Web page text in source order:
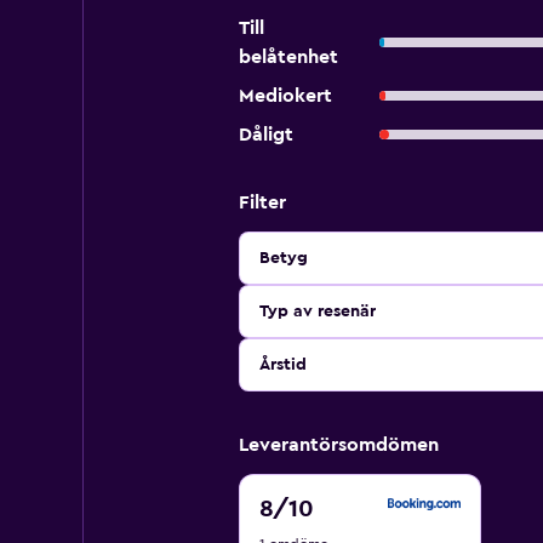
Till
belåtenhet
Mediokert
Dåligt
Filter
Betyg
Typ av resenär
Årstid
Leverantörsomdömen
8/10
8